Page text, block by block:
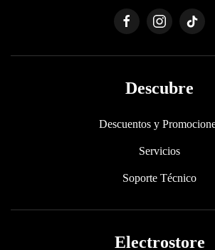
Descubre
Descuentos y
Servicios
Soporte Técnico
Electrostore